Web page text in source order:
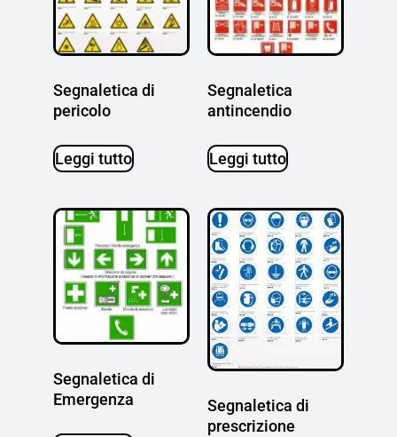
Segnaletica di
pericolo
Leggi tutto
Segnaletica
antincendio
Leggi tutto
Segnaletica di
Emergenza
Segnaletica di
prescrizione